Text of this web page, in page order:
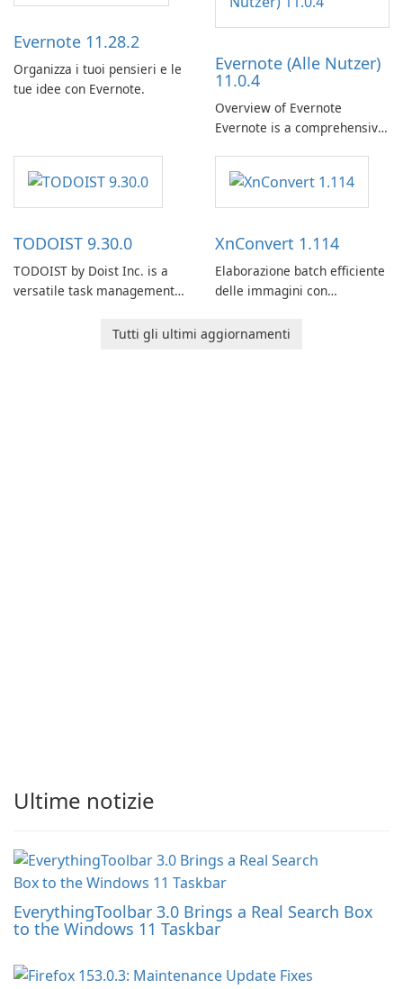
Evernote 11.28.2
Organizza i tuoi pensieri e le
tue idee con Evernote.
Evernote (Alle Nutzer)
11.0.4
Overview of Evernote
Evernote is a comprehensive
software designed to help
users capture, organize, and
access information across
TODOIST 9.30.0
TODOIST by Doist Inc. is a
versatile task management
individuals and teams
XnConvert 1.114
Elaborazione batch efficiente
delle immagini con
Tutti gli ultimi aggiornamenti
Ultime notizie
EverythingToolbar 3.0 Brings a Real Search Box
to the Windows 11 Taskbar